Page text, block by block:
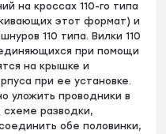
на кроссах 110-го типа
этот формат) и
110 типа. Вилки 110
при помощи
на крышке и
при ее установке.
уложить проводники в
схеме разводки,
обе половинки,